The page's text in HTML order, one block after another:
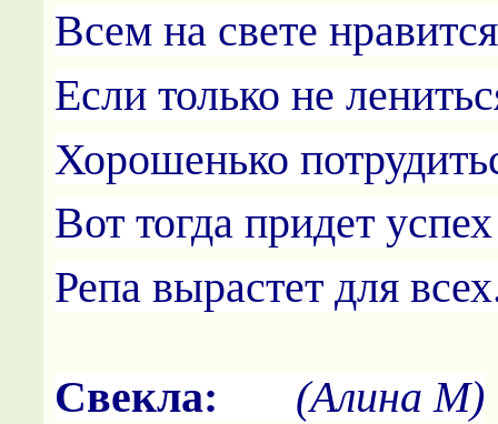
Всем на свете
Если только не
Хорошенько
Вот тогда придет
Репа вырастет для
Свекла: (Алина М)